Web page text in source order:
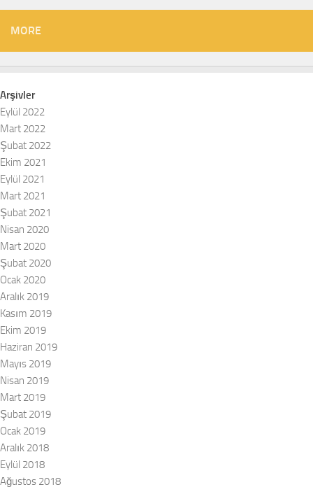
MORE
Arşivler
Eylül 2022
Mart 2022
Şubat 2022
Ekim 2021
Eylül 2021
Mart 2021
Şubat 2021
Nisan 2020
Mart 2020
Şubat 2020
Ocak 2020
Aralık 2019
Kasım 2019
Ekim 2019
Haziran 2019
Mayıs 2019
Nisan 2019
Mart 2019
Şubat 2019
Ocak 2019
Aralık 2018
Eylül 2018
Ağustos 2018